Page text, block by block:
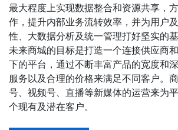
最大程度上实现数据整合和资源共享，
作，提升内部业务流转效率，并为用户
性、大数据分析及统一管理打好坚实的基
未来商城的目标是打造一个连接供应商
下的平台，通过不断丰富产品的宽度和
服务以及合理的价格来满足不同客户。
号、视频号、直播等新媒体的运营来为
个现有及潜在客户。